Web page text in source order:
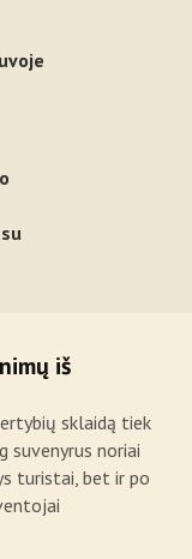
iš
sklaidą tiek
suvenyrus noriai
turistai, bet ir po